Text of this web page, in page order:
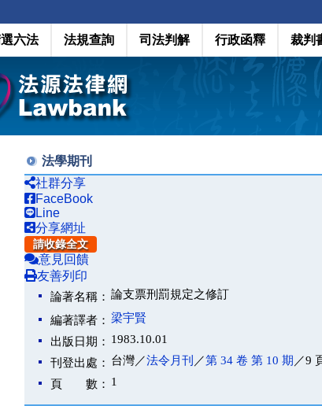
六法 法規查詢 司法判解 行政函釋 裁判
法學期刊
社群分享
FaceBook
Line
分享網址
請收錄全文
意見回饋
友善列印
論著名稱： 論支票刑罰規定之修訂
編著譯者： 梁宇賢
出版日期： 1983.10.01
刊登出處： 台灣／法令月刊 ／第 34 卷 第 10 期 ／9
頁 數： 1